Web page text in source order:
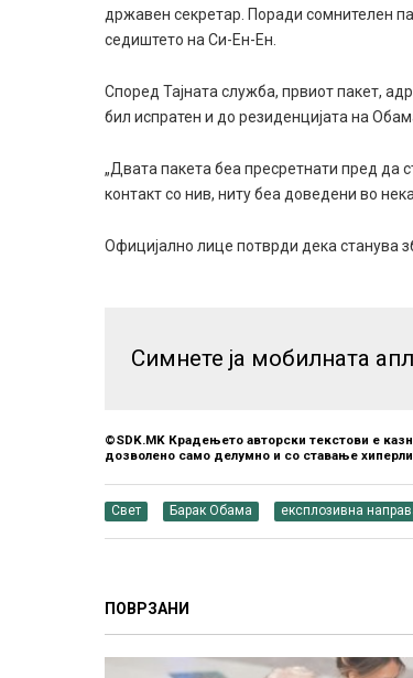
државен секретар. Поради сомнителен
седиштето на Си-Ен-Ен.
Според Тајната служба, првиот пакет,
бил испратен и до резиденцијата на
„Двата пакета беа пресретнати пред да
контакт со нив, ниту беа доведени во
Официјално лице потврди дека станува
Симнете ја мобилната
©SDK.MK Крадењето авторски текстови е
дозволено само делумно и со ставање
Свет Барак Обама експлозивна
ПОВРЗАНИ